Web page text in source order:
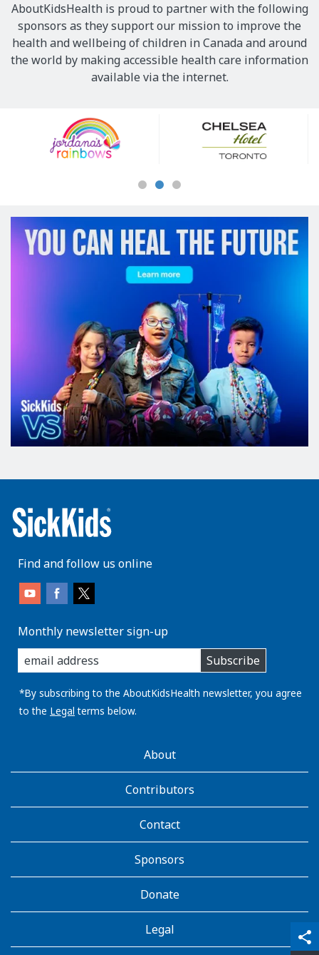
share
qr_code_scanner
content_copy
AboutKidsHealth is proud to partner with the following
sponsors as they support our mission to improve the
health and wellbeing of children in Canada and around
the world by making accessible health care information
available via the internet.
Sponsors
Find and follow us online
Monthly newsletter sign-up
enter
you
email
address:
Subscribe
*By subscribing to the AboutKidsHealth newsletter, you agree
to the Legal terms below.
AboutKidsHealthAbout
Contributors
Contact
Sponsors
Donate
Legal